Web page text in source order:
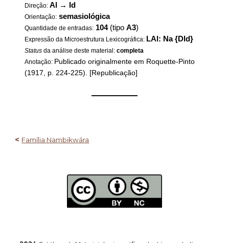
Direção:Al → Id
Orientação: semasiológica
Quantidade de entradas: 104(tipoA3)
Expressão da Microestrutura Lexicográfica: LAl: Na {DId}
Status da análise deste material:completa
Anotação: Publicado originalmente em Roquette-Pinto
(1917, p. 224-225). [Republicação]
——————
< Família Nambikwára